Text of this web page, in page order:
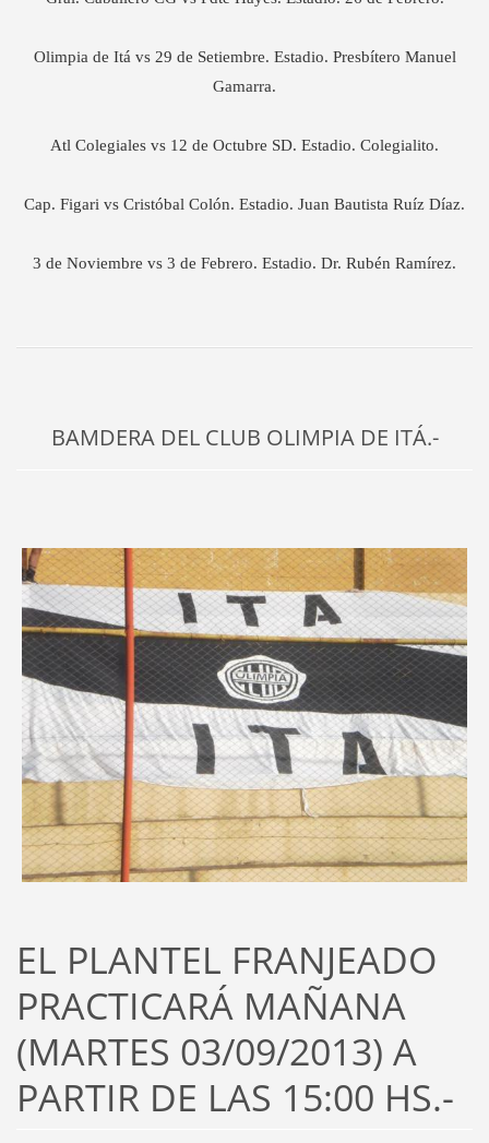
Olimpia de Itá vs 29 de Setiembre. Estadio. Presbítero Manuel
Gamarra.
Atl Colegiales vs 12 de Octubre SD. Estadio. Colegialito.
Cap. Figari vs Cristóbal Colón. Estadio. Juan Bautista Ruíz Díaz.
3 de Noviembre vs 3 de Febrero. Estadio. Dr. Rubén Ramírez.
BAMDERA DEL CLUB OLIMPIA DE ITÁ.-
EL PLANTEL FRANJEADO
PRACTICARÁ MAÑANA
(MARTES 03/09/2013) A
PARTIR DE LAS 15:00 HS.-